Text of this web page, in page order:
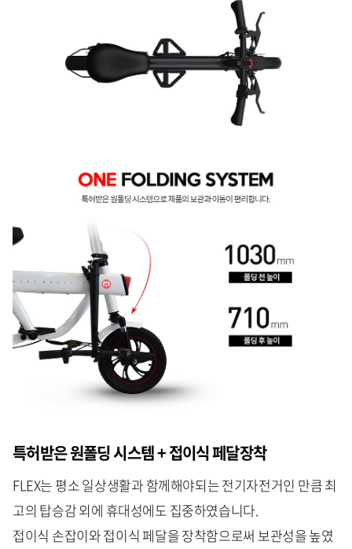
특허받은 원폴딩 시스템 + 접이식 페달장착
FLEX는 평소 일상생활과 함께해야되는 전기자전거인 만큼 최
고의 탑승감 외에 휴대성에도 집중하였습니다.
접이식 손잡이와 접이식 페달을 장착함으로써 보관성을 높였